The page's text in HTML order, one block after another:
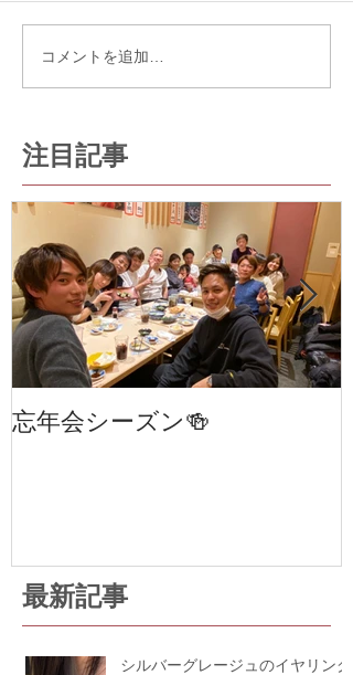
コメントを追加…
注目記事
忘年会シーズン🍻
最新記事
シルバーグレージュのイヤリング